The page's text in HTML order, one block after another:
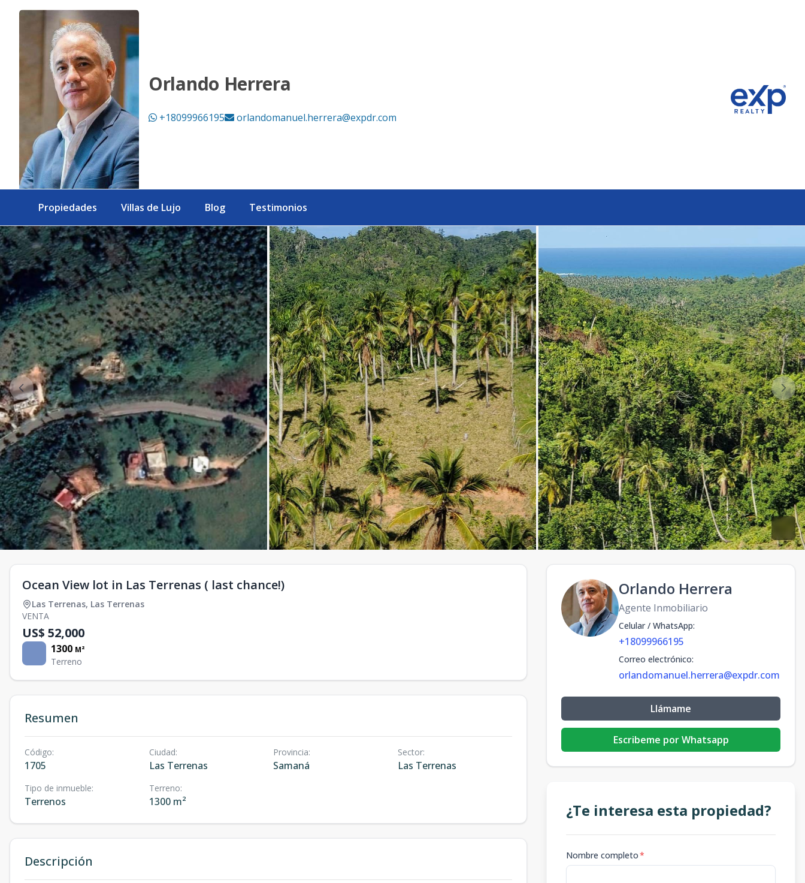
Orlando Herrera
+18099966195 orlandomanuel.herrera@expdr.com
Propiedades Villas de Lujo Blog Testimonios
Ocean View lot in Las Terrenas ( last chance!)
Las Terrenas, Las Terrenas
VENTA
US$ 52,000
1300 M²
Terreno
Resumen
Código:
1705
Ciudad:
Las Terrenas
Provincia:
Samaná
Sector:
Las Terrenas
Tipo de inmueble:
Terrenos
Terreno:
1300 m²
Descripción
Orlando Herrera
Agente Inmobiliario
Celular / WhatsApp:
+18099966195
Correo electrónico:
orlandomanuel.herrera@expdr.com
Llámame
Escribeme por Whatsapp
¿Te interesa esta propiedad?
Nombre completo*
Ocean View lot in Las Terrenas ( last chance!) - eXp Realty República Dominicana